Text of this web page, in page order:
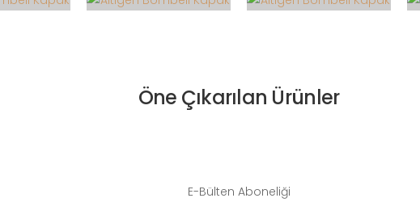
Öne Çıkarılan Ürünler
E-Bülten Aboneliği